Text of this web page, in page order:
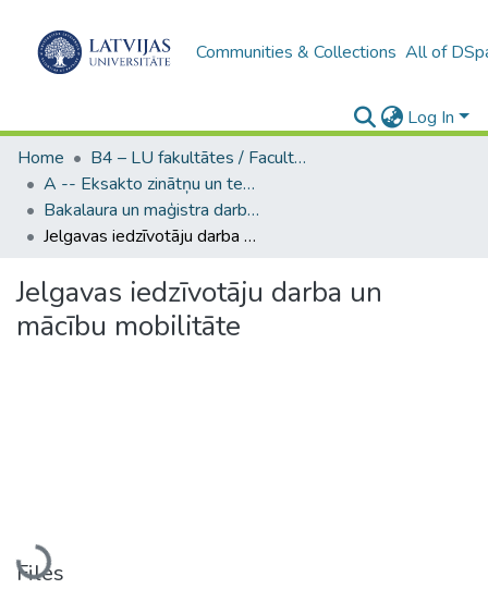
Communities & Collections All of
Log In
Home
B4 – LU fakultātes / Faculties of the UL
A -- Eksakto zinātņu un tehnoloģiju fakultāte / Faculty of Science and Technology
Bakalaura un maģistra darbi (EZTF) / Bachelor's and Master's theses
Jelgavas iedzīvotāju darba un mācību mobilitāte
Jelgavas iedzīvotāju darba un
mācību mobilitāte
Loading...
Files